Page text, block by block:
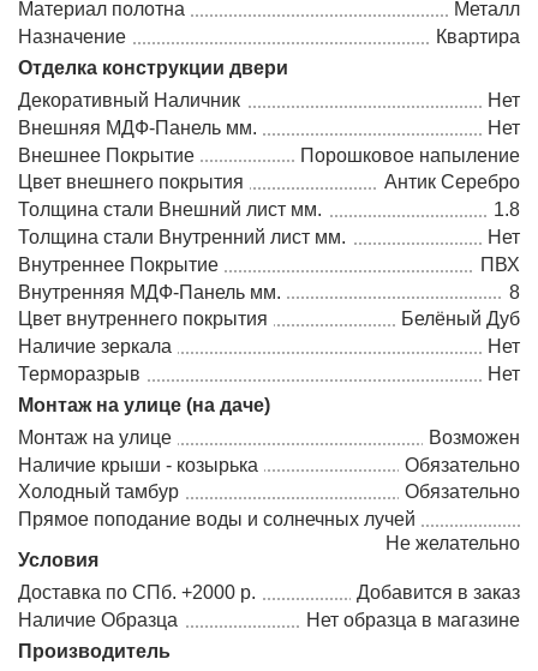
Материал полотна
Металл
Назначение
Квартира
Отделка конструкции двери
Декоративный Наличник
Нет
Внешняя МДФ-Панель мм.
Нет
Внешнее Покрытие
Порошковое напыление
Цвет внешнего покрытия
Антик Серебро
Толщина стали Внешний лист мм.
1.8
Толщина стали Внутренний лист мм.
Нет
Внутреннее Покрытие
ПВХ
Внутренняя МДФ-Панель мм.
8
Цвет внутреннего покрытия
Белёный Дуб
Наличие зеркала
Нет
Терморазрыв
Нет
Монтаж на улице (на даче)
Монтаж на улице
Возможен
Наличие крыши - козырька
Обязательно
Холодный тамбур
Обязательно
Прямое поподание воды и солнечных лучей
Не желательно
Условия
Доставка по СПб. +2000 р.
Добавится в заказ
Наличие Образца
Нет образца в магазине
Производитель